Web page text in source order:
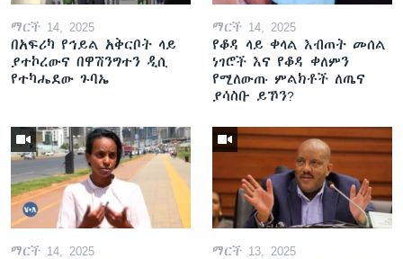
ማርች 14, 2025
በአፍሪካ የኅይል አቅርቦት ላይ
ያተኮረውና በዋሽንግተን ዲሲ
የተካሔደው ጉባኤ
ማርች 14, 2025
የቆዳ ላይ ቀላል እብጠት መሰል
ነገሮች እና የቆዳ ቀለምን
የሚለውጡ ምልክቶች ለጤና
ያሳስቡ ይኾን?
ማርች 14, 2025 ማርች 13, 2025